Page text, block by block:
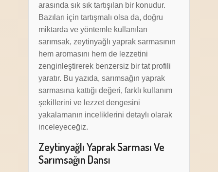
arasında sık sık tartışılan bir konudur.
Bazıları için tartışmalı olsa da, doğru
miktarda ve yöntemle kullanılan
sarımsak, zeytinyağlı yaprak sarmasının
hem aromasını hem de lezzetini
zenginleştirerek benzersiz bir tat profili
yaratır. Bu yazıda, sarımsağın yaprak
sarmasına kattığı değeri, farklı kullanım
şekillerini ve lezzet dengesini
yakalamanın inceliklerini detaylı olarak
inceleyeceğiz.
Zeytinyağlı Yaprak Sarması Ve
Sarımsağın Dansı